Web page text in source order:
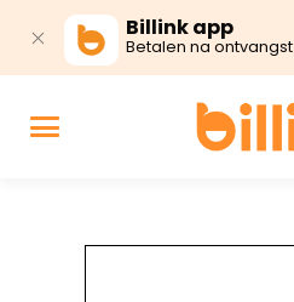
Billink app
Betalen na ontvangst